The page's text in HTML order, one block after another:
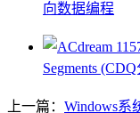
向数据编程
Segments
上一篇： Windows系